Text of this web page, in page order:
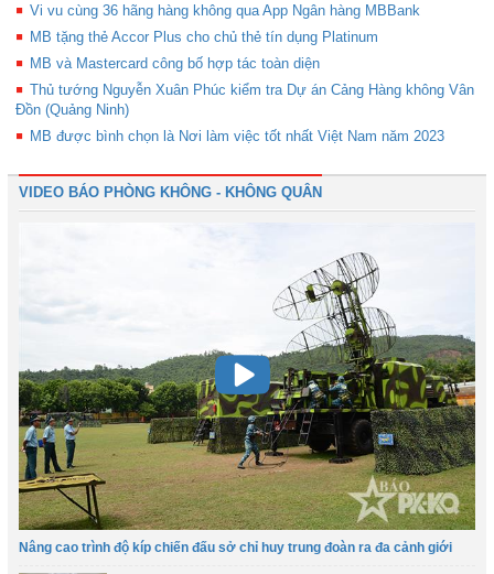
Vi vu cùng 36 hãng hàng không qua App Ngân hàng MBBank
MB tặng thẻ Accor Plus cho chủ thẻ tín dụng Platinum
MB và Mastercard công bố hợp tác toàn diện
Thủ tướng Nguyễn Xuân Phúc kiểm tra Dự án Cảng Hàng không Vân
Đồn (Quảng Ninh)
MB được bình chọn là Nơi làm việc tốt nhất Việt Nam năm 2023
VIDEO BÁO PHÒNG KHÔNG - KHÔNG QUÂN
Nâng cao trình độ kíp chiến đấu sở chỉ huy trung đoàn ra đa cảnh giới